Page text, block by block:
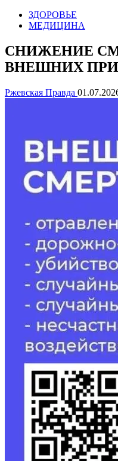
ЗДОРОВЬЕ
МЕДИЦИНА
СНИЖЕНИЕ
ВНЕШНИХ
Ржевская Правда